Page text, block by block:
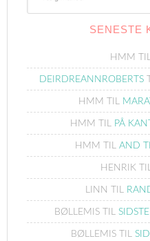
SENESTE
HMM
DEIRDREANNROBERTS
HMM TIL
HMM TIL PÅ
HMM TIL AND
HENRIK
LINN TIL
BØLLEMISTIL
BØLLEMIS TIL